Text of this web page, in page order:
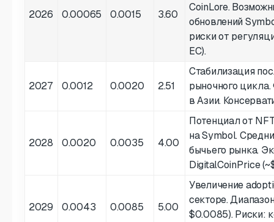
2026 0.00065 0.0015 3.60
CoinLore.
обновлений
риски от
ЕС).
2027 0.0012 0.0020 2.51
Стабилизация
рыночного
в Азии.
2028 0.0020 0.0035 4.00
Потенциал от
на Symbol.
бычьего рынка.
DigitalCoinPrice
2029 0.0043 0.0085 5.00
Увеличение
секторе.
$0.0085). Риски: